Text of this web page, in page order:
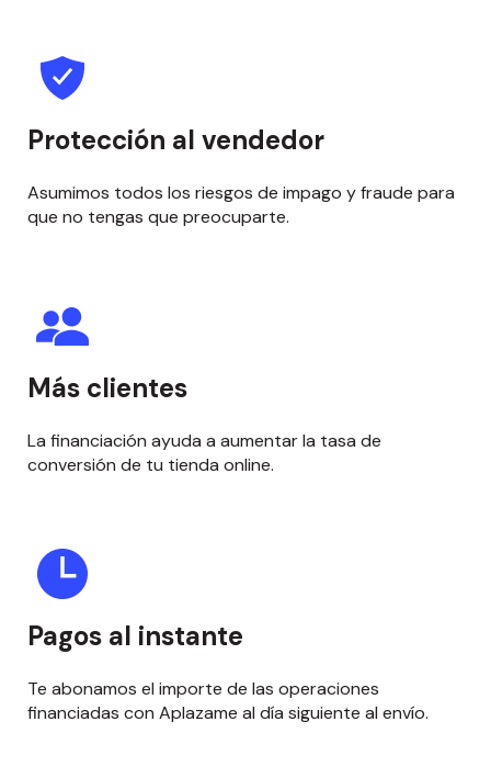
Protección al vendedor
Asumimos todos los riesgos de impago y fraude para
que no tengas que preocuparte.
Más clientes
La financiación ayuda a aumentar la tasa de
conversión de tu tienda online.
Pagos al instante
Te abonamos el importe de las operaciones
financiadas con Aplazame al día siguiente al envío.